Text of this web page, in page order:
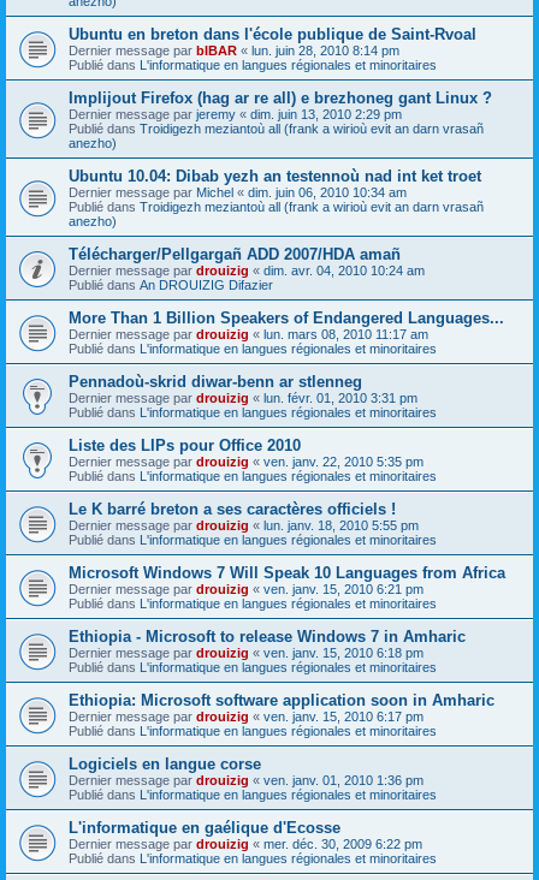
Ubuntu en breton dans l'école publique de Saint-Rvoal
Dernier message par bIBAR « lun. juin 28, 2010 8:14 pm
Publié dans L'informatique en langues régionales et minoritaires
Implijout Firefox (hag ar re all) e brezhoneg gant Linux ?
Dernier message par jeremy « dim. juin 13, 2010 2:29 pm
Publié dans Troidigezh meziantoù all (frank a wirioù evit an darn vrasañ
anezho)
Ubuntu 10.04: Dibab yezh an testennoù nad int ket troet
Dernier message par Michel « dim. juin 06, 2010 10:34 am
Publié dans Troidigezh meziantoù all (frank a wirioù evit an darn vrasañ
anezho)
Télécharger/Pellgargañ ADD 2007/HDA amañ
Dernier message par drouizig « dim. avr. 04, 2010 10:24 am
Publié dans An DROUIZIG Difazier
More Than 1 Billion Speakers of Endangered Languages...
Dernier message par drouizig « lun. mars 08, 2010 11:17 am
Publié dans L'informatique en langues régionales et minoritaires
Pennadoù-skrid diwar-benn ar stlenneg
Dernier message par drouizig « lun. févr. 01, 2010 3:31 pm
Publié dans L'informatique en langues régionales et minoritaires
Liste des LIPs pour Office 2010
Dernier message par drouizig « ven. janv. 22, 2010 5:35 pm
Publié dans L'informatique en langues régionales et minoritaires
Le K barré breton a ses caractères officiels !
Dernier message par drouizig « lun. janv. 18, 2010 5:55 pm
Publié dans L'informatique en langues régionales et minoritaires
Microsoft Windows 7 Will Speak 10 Languages from Africa
Dernier message par drouizig « ven. janv. 15, 2010 6:21 pm
Publié dans L'informatique en langues régionales et minoritaires
Ethiopia - Microsoft to release Windows 7 in Amharic
Dernier message par drouizig « ven. janv. 15, 2010 6:18 pm
Publié dans L'informatique en langues régionales et minoritaires
Ethiopia: Microsoft software application soon in Amharic
Dernier message par drouizig « ven. janv. 15, 2010 6:17 pm
Publié dans L'informatique en langues régionales et minoritaires
Logiciels en langue corse
Dernier message par drouizig « ven. janv. 01, 2010 1:36 pm
Publié dans L'informatique en langues régionales et minoritaires
L'informatique en gaélique d'Ecosse
Dernier message par drouizig « mer. déc. 30, 2009 6:22 pm
Publié dans L'informatique en langues régionales et minoritaires